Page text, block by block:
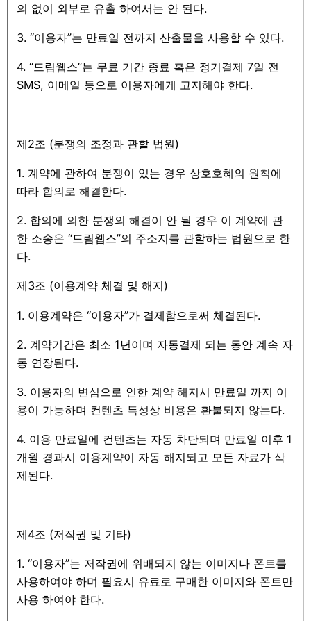
의 없이 외부로 유출 하여서는 안 된다.
3. “이용자”는 만료일 전까지 산출물을 사용할 수 있다.
4. “드림웹스”는 무료 기간 종료 혹은 정기결제 7일 전
SMS, 이메일 등으로 이용자에게 고지해야 한다.
제2조 (분쟁의 조정과 관할 법원)
1. 계약에 관하여 분쟁이 있는 경우 상호호혜의 원칙에
따라 합의로 해결한다.
2. 합의에 의한 분쟁의 해결이 안 될 경우 이 계약에 관
한 소송은 “드림웹스”의 주소지를 관할하는 법원으로 한
다.
제3조 (이용계약 체결 및 해지)
1. 이용계약은 “이용자”가 결제함으로써 체결된다.
2. 계약기간은 최소 1년이며 자동결제 되는 동안 계속 자
동 연장된다.
3. 이용자의 변심으로 인한 계약 해지시 만료일 까지 이
용이 가능하며 컨텐츠 특성상 비용은 환불되지 않는다.
4. 이용 만료일에 컨텐츠는 자동 차단되며 만료일 이후 1
개월 경과시 이용계약이 자동 해지되고 모든 자료가 삭
제된다.
제4조 (저작권 및 기타)
1. “이용자”는 저작권에 위배되지 않는 이미지나 폰트를
사용하여야 하며 필요시 유료로 구매한 이미지와 폰트만
사용 하여야 한다.